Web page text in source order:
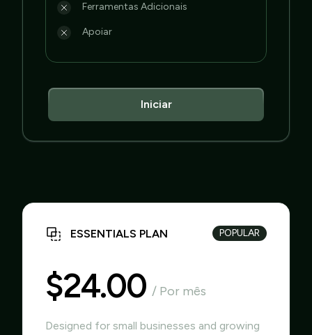
Ferramentas Adicionais
Apoiar
Iniciar
POPULAR
ESSENTIALS PLAN
$24.00 / Por mês
Designed for small businesses and growing